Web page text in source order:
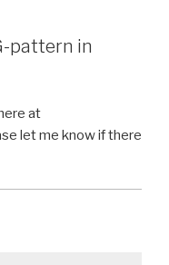
pattern in
at
let me know if there